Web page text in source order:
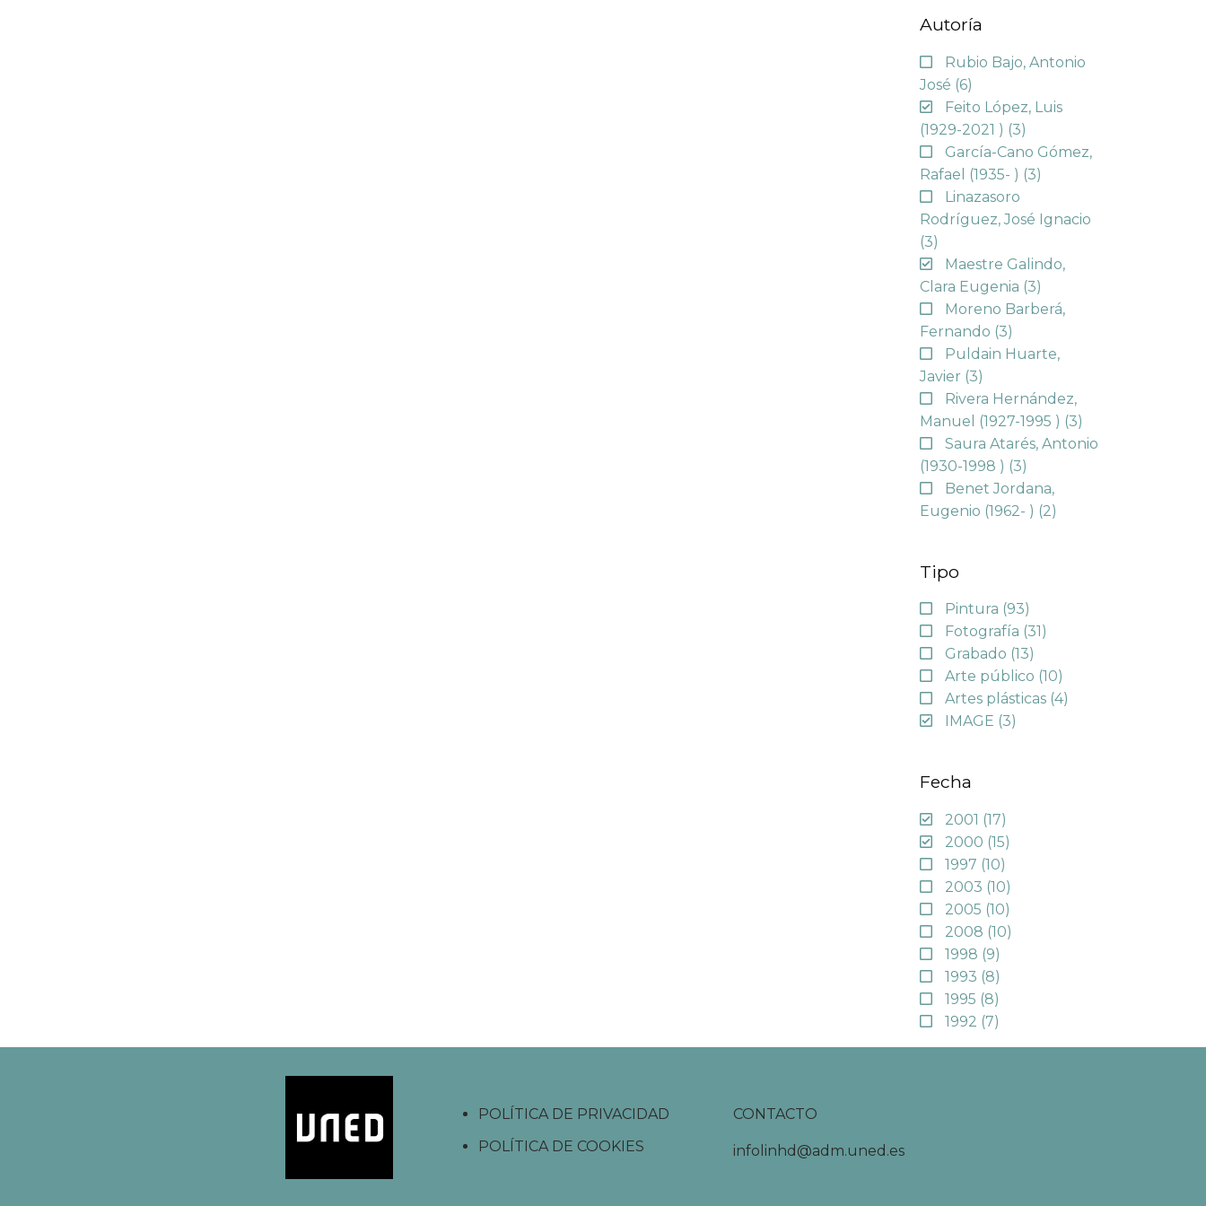
Autoría
Rubio Bajo, Antonio
José (6)
Feito López, Luis
(1929-2021 ) (3)
García-Cano Gómez,
Rafael (1935- ) (3)
Linazasoro
Rodríguez, José Ignacio
(3)
Maestre Galindo,
Clara Eugenia (3)
Moreno Barberá,
Fernando (3)
Puldain Huarte,
Javier (3)
Rivera Hernández,
Manuel (1927-1995 ) (3)
Saura Atarés, Antonio
(1930-1998 ) (3)
Benet Jordana,
Eugenio (1962- ) (2)
Tipo
Pintura (93)
Fotografía (31)
Grabado (13)
Arte público (10)
Artes plásticas (4)
IMAGE (3)
Fecha
2001 (17)
2000 (15)
1997 (10)
2003 (10)
2005 (10)
2008 (10)
1998 (9)
1993 (8)
1995 (8)
1992 (7)
POLÍTICA DE PRIVACIDAD
POLÍTICA DE COOKIES
CONTACTO
infolinhd@adm.uned.es